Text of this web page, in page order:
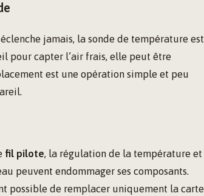
jamais, la sonde de température est
pour capter l’air frais, elle peut être
est une opération simple et peu
fil pilote, la régulation de la température et
peuvent endommager ses composants.
possible de remplacer uniquement la carte